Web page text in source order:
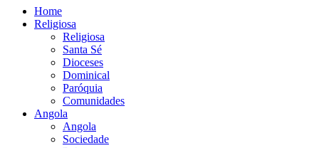
Home
Religiosa
Religiosa
Santa Sé
Dioceses
Dominical
Paróquia
Comunidades
Angola
Angola
Sociedade